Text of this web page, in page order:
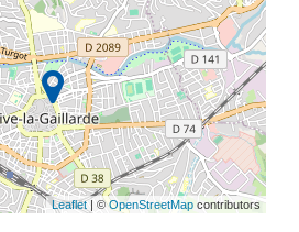
Leaflet| ©OpenStreetMap contributors